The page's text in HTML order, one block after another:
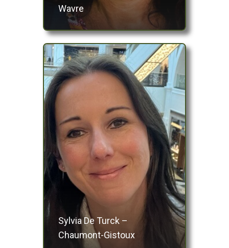
Wavre
Sylvia De Turck –
Chaumont-Gistoux